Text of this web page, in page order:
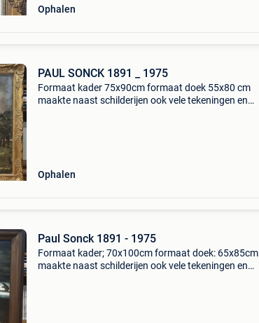
Ophalen
PAUL SONCK 1891 _ 1975
Formaat kader 75x90cm formaat doek 55x80 cm
maakte naast schilderijen ook vele tekeningen en
Ophalen
Paul Sonck 1891 - 1975
Formaat kader; 70x100cm formaat doek: 65x85cm
maakte naast schilderijen ook vele tekeningen en